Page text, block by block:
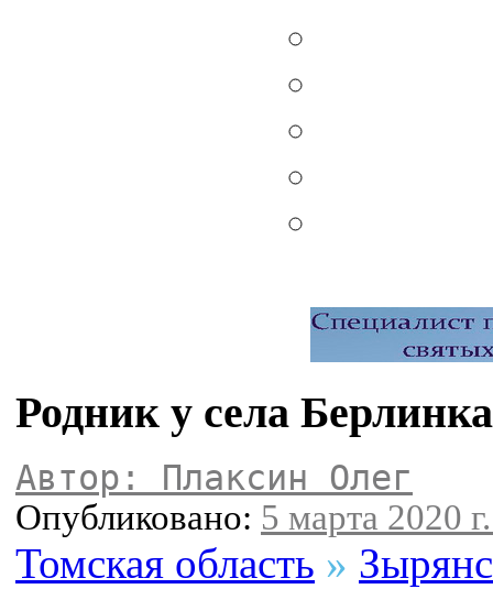
Родник у села Берлинка
Автор: Плаксин Олег
Опубликовано: 5 марта 2020
Томская область »